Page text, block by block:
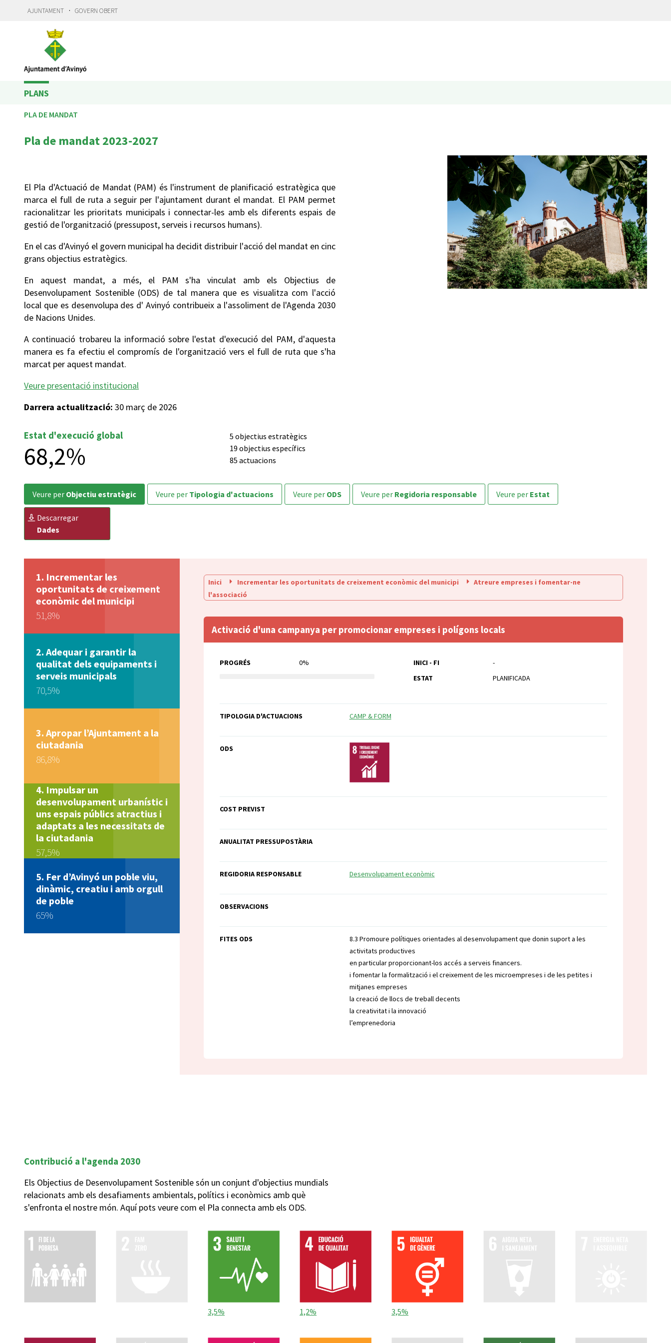
AJUNTAMENT · GOVERN OBERT
PLANS
PLA DE MANDAT
Pla de mandat 2023-2027
El Pla d'Actuació de Mandat (PAM) és l'instrument de planificació estratègica que
marca el full de ruta a seguir per l'ajuntament durant el mandat. El PAM permet
racionalitzar les prioritats municipals i connectar-les amb els diferents espais de
gestió de l'organització (pressupost, serveis i recursos humans).
En el cas d'Avinyó el govern municipal ha decidit distribuir l'acció del mandat en cinc
grans objectius estratègics.
En aquest mandat, a més, el PAM s'ha vinculat amb els Objectius de
Desenvolupament Sostenible (ODS) de tal manera que es visualitza com l'acció
local que es desenvolupa des d' Avinyó contribueix a l'assoliment de l'Agenda 2030
de Nacions Unides.
A continuació trobareu la informació sobre l'estat d'execució del PAM, d'aquesta
manera es fa efectiu el compromís de l'organització vers el full de ruta que s'ha
marcat per aquest mandat.
Veure presentació institucional
Darrera actualització: 30 març de 2026
Estat d'execució global
68,2%
5 objectius estratègics
19 objectius específics
85 actuacions
veure per Objectiu estratègic veure per Tipologia d'actuacions veure per ODS veure per Regidoria responsable veure per Estat
descarregar
Dades
Incrementar les
oportunitats de creixement
econòmic del municipi
51,8%
Adequar i garantir la
qualitat dels equipaments i
serveis municipals
70,5%
Apropar l’Ajuntament a la
ciutadania
86,8%
Impulsar un
desenvolupament urbanístic i
uns espais públics atractius i
adaptats a les necessitats de
la ciutadania
57,5%
Fer d’Avinyó un poble viu,
dinàmic, creatiu i amb orgull
de poble
65%
Inici Incrementar les oportunitats de creixement econòmic del municipi
Atreure empreses i fomentar-ne
l'associació
Activació d'una campanya per promocionar empreses i polígons locals
PROGRÉS 0% INICI - FI
-
ESTAT
PLANIFICADA
TIPOLOGIA D'ACTUACIONS CAMP & FORM
ODS
COST PREVIST
ANUALITAT PRESSUPOSTÀRIA
REGIDORIA RESPONSABLE Desenvolupament econòmic
OBSERVACIONS
FITES ODS
8.3 Promoure polítiques orientades al desenvolupament que donin suport a les
activitats productives
en particular proporcionant-los accés a serveis financers.
i fomentar la formalització i el creixement de les microempreses i de les petites i
mitjanes empreses
la creació de llocs de treball decents
la creativitat i la innovació
l’emprenedoria
Contribució a l'agenda 2030
Els Objectius de Desenvolupament Sostenible són un conjunt d'objectius mundials
relacionats amb els desafiaments ambientals, polítics i econòmics amb què
s'enfronta el nostre món. Aquí pots veure com el Pla connecta amb els ODS.
3,5% 1,2% 3,5%